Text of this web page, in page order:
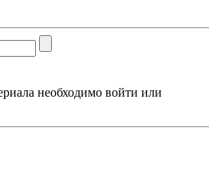
необходимо войти или